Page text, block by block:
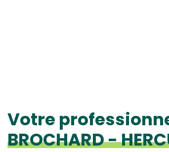
Votre
BROCHARD -